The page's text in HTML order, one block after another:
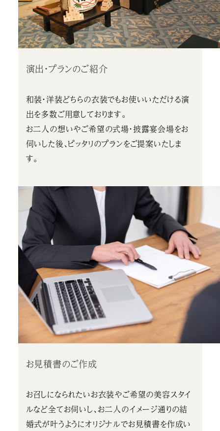
演出・プランのご紹介
和装・洋装どちらの衣装でもお使いいただける演
出を多数ご用意しております。
お二人の想いやご希望の式場・披露宴会場をお
伺いした後、ピッタリのプランをご提案いたしま
す。
お見積書のご作成
お召しになられたいお衣装やご希望の美容スタイ
ルなど全てお伺いし、お二人のイメージ通りの結
婚式が叶うようにオリジナルでお見積書を作成い